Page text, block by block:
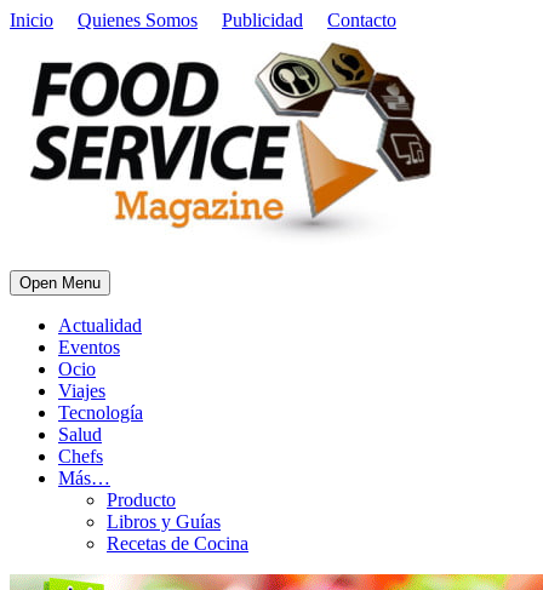
Inicio Quienes Somos Publicidad Contacto
Open Menu
Actualidad
Eventos
Ocio
Viajes
Tecnología
Salud
Chefs
Más…
Producto
Libros y Guías
Recetas de Cocina